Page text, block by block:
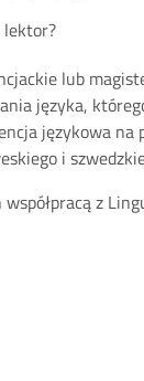
lektor?
lub
języka,
językowa na
i
z